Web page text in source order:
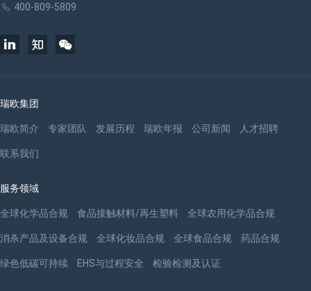
400-809-5809
瑞欧集团
瑞欧简介 专家团队 发展历程 瑞欧年报 公司新闻 人才招聘
联系我们
服务领域
全球化学品合规 食品接触材料/再生塑料 全球农用化学品合规
消杀产品及设备合规 全球化妆品合规 全球食品合规 药品合规
绿色低碳可持续 EHS与过程安全 检验检测及认证